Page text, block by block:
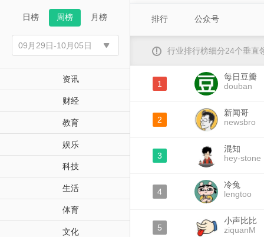
日榜 周榜 月榜
资讯
财经
教育
娱乐
科技
生活
体育
文化
排行 公众号
行业排行榜细分24个垂直
1
每日豆瓣
douban
2
新闻哥
newsbro
3
混知
hey-stone
4
冷兔
lengtoo
5
小声比比
ziquanM